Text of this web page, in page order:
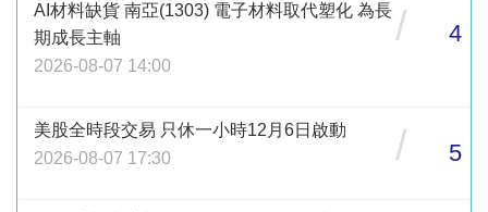
AI材料缺貨 南亞(1303) 電子材料取代塑化 為長
期成長主軸
2026-08-07 14:00
/ 4
美股全時段交易 只休一小時12月6日啟動
2026-08-07 17:30
/ 5